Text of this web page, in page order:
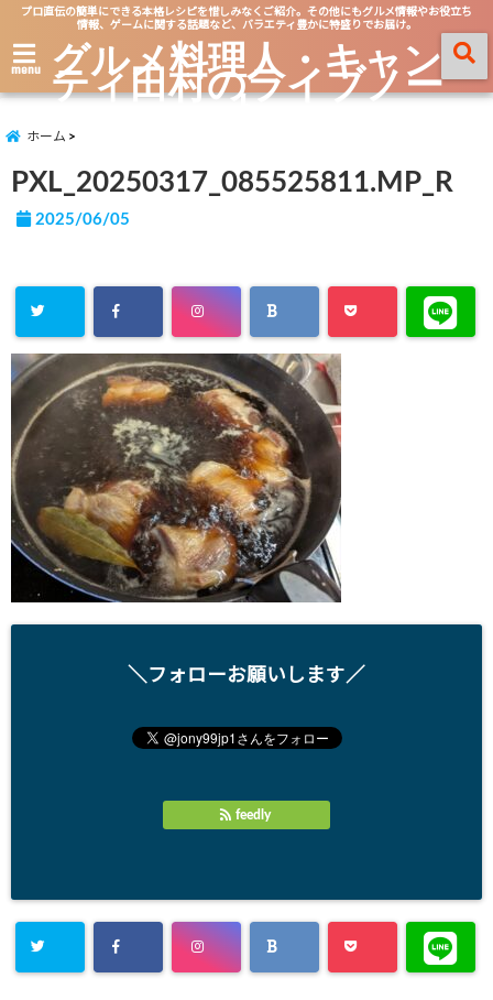
プロ直伝の簡単にできる本格レシピを惜しみなくご紹介。その他にもグルメ情報やお役立ち
情報、ゲームに関する話題など、バラエティ豊かに特盛りでお届け。
menu グルメ料理人・キャン
ティ田村のライブノー
ト
ホーム
PXL_20250317_085525811.MP_R
2025/06/05
＼フォローお願いします／
feedly